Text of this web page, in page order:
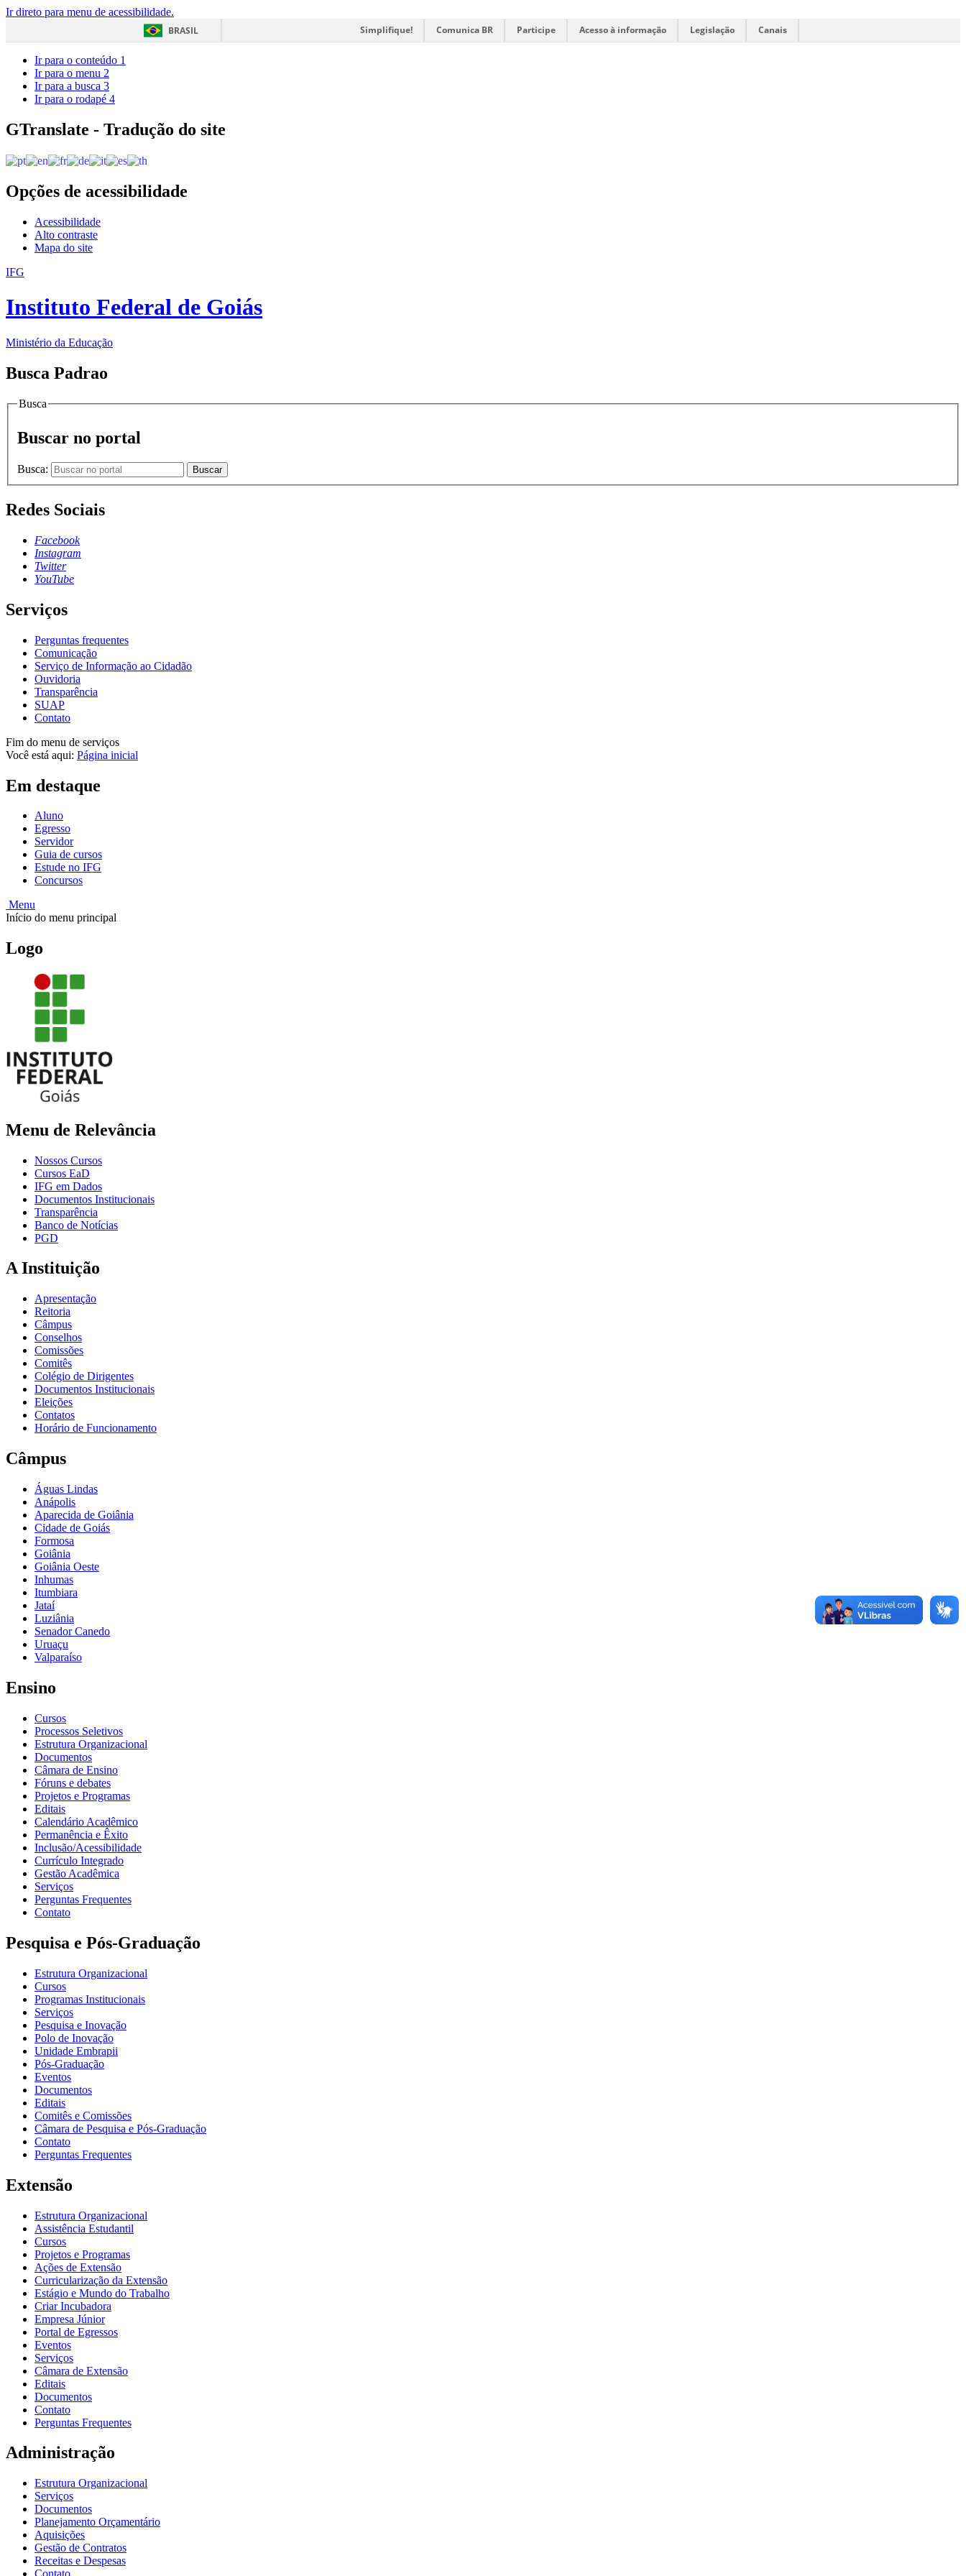
Ir direto para menu de acessibilidade.
BRASIL
Simplifique! Comunica BR Participe Acesso à informação Legislação Canais
Ir para o conteúdo 1
Ir para o menu 2
Ir para a busca 3
Ir para o rodapé 4
GTranslate - Tradução do site
Opções de acessibilidade
Acessibilidade
Alto contraste
Mapa do site
IFG
Instituto Federal de Goiás
Ministério da Educação
Busca Padrao
Busca
Buscar no portal
Busca: Buscar
Redes Sociais
Facebook
Instagram
Twitter
YouTube
Serviços
Perguntas frequentes
Comunicação
Serviço de Informação ao Cidadão
Ouvidoria
Transparência
SUAP
Contato
Fim do menu de serviços
Você está aqui: Página inicial
Em destaque
Aluno
Egresso
Servidor
Guia de cursos
Estude no IFG
Concursos
Menu
Início do menu principal
Logo
Menu de Relevância
Nossos Cursos
Cursos EaD
IFG em Dados
Documentos Institucionais
Transparência
Banco de Notícias
PGD
A Instituição
Apresentação
Reitoria
Câmpus
Conselhos
Comissões
Comitês
Colégio de Dirigentes
Documentos Institucionais
Eleições
Contatos
Horário de Funcionamento
Câmpus
Águas Lindas
Anápolis
Aparecida de Goiânia
Cidade de Goiás
Formosa
Goiânia
Goiânia Oeste
Inhumas
Itumbiara
Jataí
Luziânia
Senador Canedo
Uruaçu
Valparaíso
Ensino
Cursos
Processos Seletivos
Estrutura Organizacional
Documentos
Câmara de Ensino
Fóruns e debates
Projetos e Programas
Editais
Calendário Acadêmico
Permanência e Êxito
Inclusão/Acessibilidade
Currículo Integrado
Gestão Acadêmica
Serviços
Perguntas Frequentes
Contato
Pesquisa e Pós-Graduação
Estrutura Organizacional
Cursos
Programas Institucionais
Serviços
Pesquisa e Inovação
Polo de Inovação
Unidade Embrapii
Pós-Graduação
Eventos
Documentos
Editais
Comitês e Comissões
Câmara de Pesquisa e Pós-Graduação
Contato
Perguntas Frequentes
Extensão
Estrutura Organizacional
Assistência Estudantil
Cursos
Projetos e Programas
Ações de Extensão
Curricularização da Extensão
Estágio e Mundo do Trabalho
Criar Incubadora
Empresa Júnior
Portal de Egressos
Eventos
Serviços
Câmara de Extensão
Editais
Documentos
Contato
Perguntas Frequentes
Administração
Estrutura Organizacional
Serviços
Documentos
Planejamento Orçamentário
Aquisições
Gestão de Contratos
Receitas e Despesas